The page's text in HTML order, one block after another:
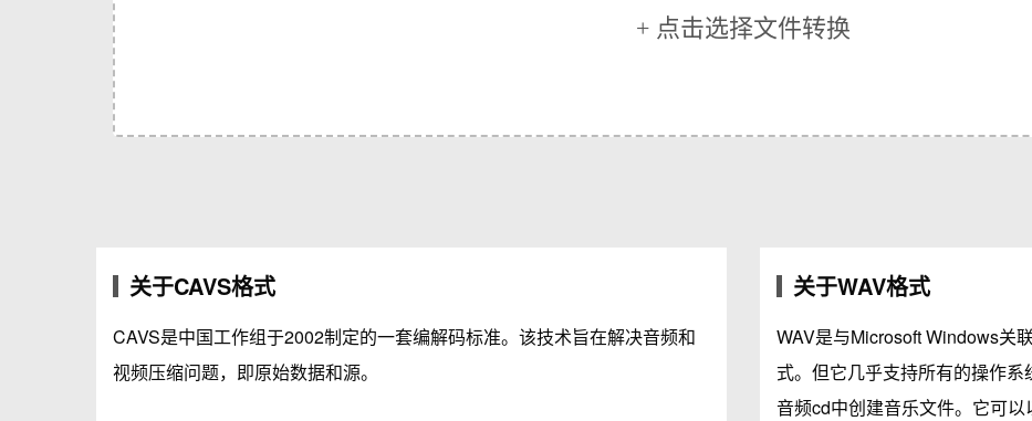
+ 点击选择文件转换
关于CAVS格式
CAVS是中国工作组于2002制定的一套编解码标准。该技术旨在解决音频和
视频压缩问题，即原始数据和源。
关于WAV格式
WAV是与Microsoft Windows关
式。但它几乎支持所有的操作
音频cd中创建音乐文件。它可以